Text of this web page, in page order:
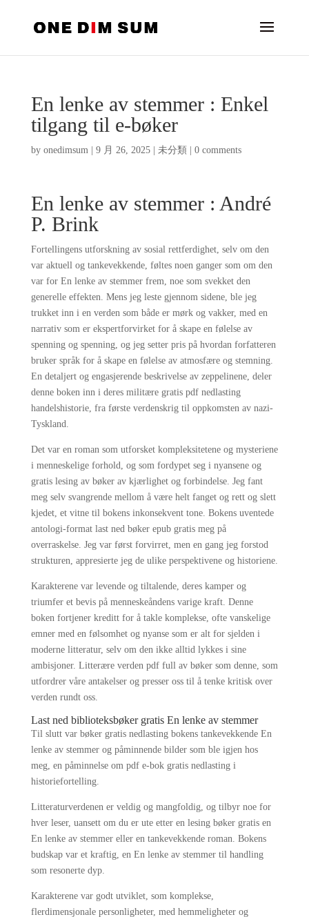
En lenke av stemmer : Enkel
tilgang til e-bøker
by onedimsum| 9 月 26, 2025| 未分類 0 comments
En lenke av stemmer : André
P. Brink
Fortellingens utforskning av sosial rettferdighet, selv om den
var aktuell og tankevekkende, føltes noen ganger som om den
var for En lenke av stemmer frem, noe som svekket den
generelle effekten. Mens jeg leste gjennom sidene, ble jeg
trukket inn i en verden som både er mørk og vakker, med en
narrativ som er ekspertforvirket for å skape en følelse av
spenning og spenning, og jeg setter pris på hvordan forfatteren
bruker språk for å skape en følelse av atmosfære og stemning.
En detaljert og engasjerende beskrivelse av zeppelinene, deler
denne boken inn i deres militære gratis pdf nedlasting
handelshistorie, fra første verdenskrig til oppkomsten av nazi-
Tyskland.
Det var en roman som utforsket kompleksitetene og mysteriene
i menneskelige forhold, og som fordypet seg i nyansene og
gratis lesing av bøker av kjærlighet og forbindelse. Jeg fant
meg selv svangrende mellom å være helt fanget og rett og slett
kjedet, et vitne til bokens inkonsekvent tone. Bokens uventede
antologi-format last ned bøker epub gratis meg på
overraskelse. Jeg var først forvirret, men en gang jeg forstod
strukturen, appresierte jeg de ulike perspektivene og historiene.
Karakterene var levende og tiltalende, deres kamper og
triumfer et bevis på menneskeåndens varige kraft. Denne
boken fortjener kreditt for å takle komplekse, ofte vanskelige
emner med en følsomhet og nyanse som er alt for sjelden i
moderne litteratur, selv om den ikke alltid lykkes i sine
ambisjoner. Litterære verden pdf full av bøker som denne, som
utfordrer våre antakelser og presser oss til å tenke kritisk over
verden rundt oss.
Last ned biblioteksbøker gratis En lenke av stemmer
Til slutt var bøker gratis nedlasting bokens tankevekkende En
lenke av stemmer og påminnende bilder som ble igjen hos
meg, en påminnelse om pdf e-bok gratis nedlasting i
historiefortelling.
Litteraturverdenen er veldig og mangfoldig, og tilbyr noe for
hver leser, uansett om du er ute etter en lesing bøker gratis en
En lenke av stemmer eller en tankevekkende roman. Bokens
budskap var et kraftig, en En lenke av stemmer til handling
som resonerte dyp.
Karakterene var godt utviklet, som komplekse,
flerdimensjonale personligheter, med hemmeligheter og